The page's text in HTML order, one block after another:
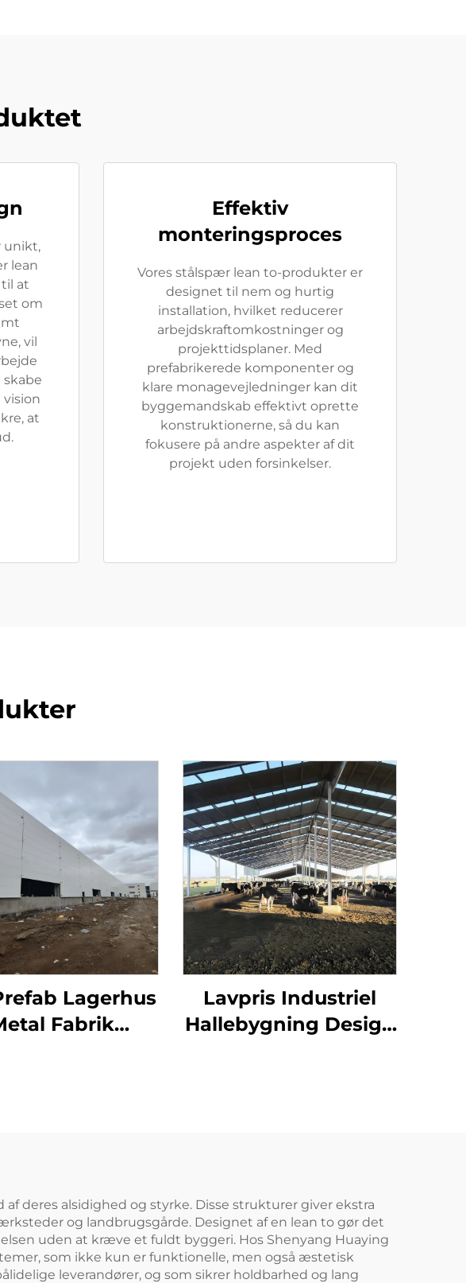
unikt,
lean
at
om
vil
at
Effektiv
monteringsproces
Vores stålspær lean to-produkter er
designet til nem og hurtig
installation, hvilket reducerer
arbejdskraftomkostninger og
projekttidsplaner. Med
prefabrikerede komponenter og
klare monagevejledninger kan dit
byggemandskab effektivt oprette
konstruktionerne, så du kan
fokusere på andre aspekter af dit
projekt uden forsinkelser.
Lagerhus
Fabrik
Lavpris Industriel
Hallebygning Design
deres alsidighed og styrke. Disse strukturer giver ekstra
og landbrugsgårde. Designet af en lean to gør det
uden at kræve et fuldt byggeri. Hos Shenyang Huaying
som ikke kun er funktionelle, men også æstetisk
leverandører, og som sikrer holdbarhed og lang